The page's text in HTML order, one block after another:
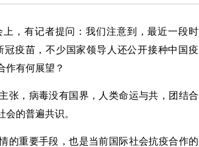
，有记者提问：我们注意到，最近一段时
疫苗，不少国家领导人还公开接种中国疫
作有何展望？
张，病毒没有国界，人类命运与共，团结合
的普遍共识。
的重要手段，也是当前国际社会抗疫合作的